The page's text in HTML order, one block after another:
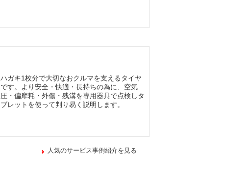
ハガキ1枚分で大切なおクルマを支えるタイヤ
です。より安全・快適・長持ちの為に、空気
圧・偏摩耗・外傷・残溝を専用器具で点検しタ
ブレットを使って判り易く説明します。
人気のサービス事例紹介を見る